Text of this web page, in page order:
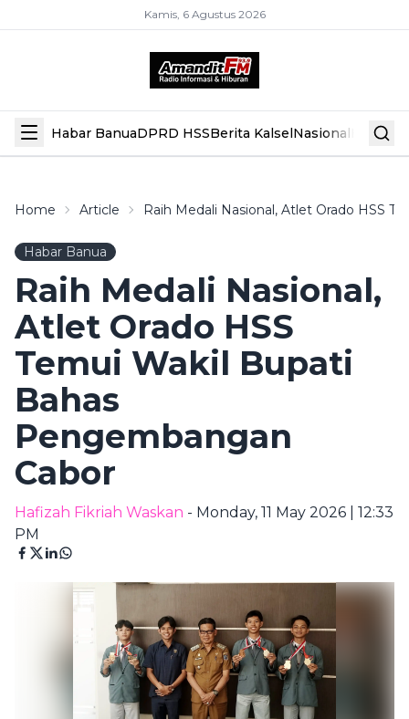
Kamis, 6 Agustus 2026
Habar BanuaDPRD HSSBerita KalselNasional Hiburan
Home Article Raih Medali Nasional, Atlet Orado HSS
Habar Banua
Raih Medali Nasional,
Atlet Orado HSS
Temui Wakil Bupati
Bahas
Pengembangan
Cabor
Hafizah Fikriah Waskan - Monday, 11 May 2026 | 12:33
PM